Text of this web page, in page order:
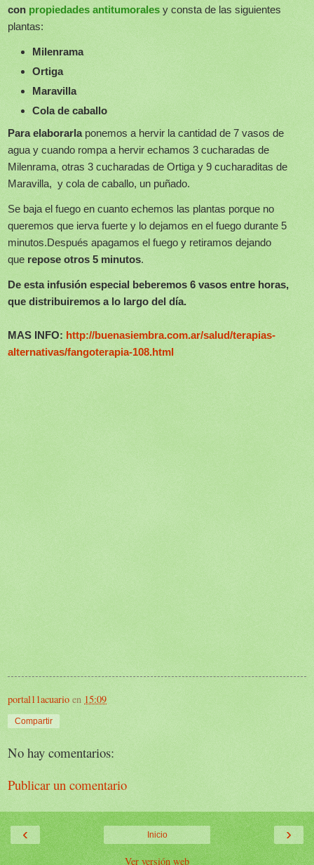
con propiedades antitumorales y consta de las siguientes
plantas:
Milenrama
Ortiga
Maravilla
Cola de caballo
Para elaborarlaponemos a hervir la cantidad de 7 vasos de
agua y cuando rompa a hervir echamos 3 cucharadas de
Milenrama, otras 3 cucharadas de Ortiga y 9 cucharaditas de
Maravilla, y cola de caballo, un puñado.
Se baja el fuego en cuanto echemos las plantas porque no
queremos que ierva fuerte y lo dejamos en el fuego durante 5
minutos.Después apagamos el fuego y retiramos dejando
que repose otros 5 minutos.
De esta infusión especial beberemos 6 vasos entre horas,
que distribuiremos a lo largo del día.
MAS INFO: http://buenasiembra.com.ar/salud/terapias-
alternativas/fangoterapia-108.html
portal11acuario en 15:09
Compartir
No hay comentarios:
Publicar un comentario
‹ ›
Inicio
Ver versión web